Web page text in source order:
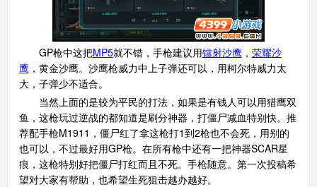
GP枪中这把MP5就不错，手枪建议用镭射沙鹰， 荣耀沙
鹰，黄金沙鹰。沙鹰枪威力中上子弹还可以，用柯尔特威力太
大，子弹少不适合。
当然上面的是较为平民的打法，如果是有钱人可以用猎鹰双
鱼，这枪玩过逆战的都知道是刷分神器，打僵尸减血特别快。推
荐配手枪M1911，僵尸红了拿这枪打1到2枪也不会死，用别的
也可以，不过最好用GP枪。在所有枪中还有一把神器SCAR星
痕，这枪特别好把僵尸打红而且不死。手枪随意。第一次投稿希
望对大家有帮助，也希望生死狙击越办越好。